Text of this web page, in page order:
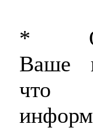
*
Ваше